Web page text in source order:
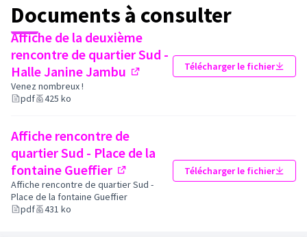
Documents à consulter
Affiche de la deuxième
rencontre de quartier Sud -
Halle Janine Jambu
Venez nombreux !
pdf
425 ko
Télécharger le fichier
Affiche rencontre de
quartier Sud - Place de la
fontaine Gueffier
(Lien externe)
Affiche rencontre de quartier Sud -
Place de la fontaine Gueffier
pdf
431 ko
Télécharger le fichier